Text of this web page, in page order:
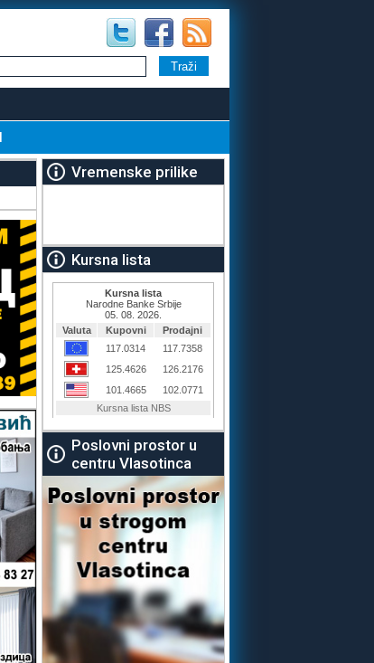
Vremenske prilike
Kursna lista
Poslovni prostor u
centru Vlasotinca